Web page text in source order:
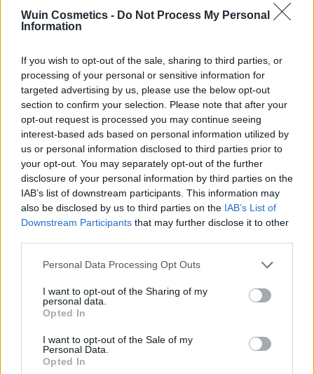
Wuin Cosmetics - Do Not Process My Personal
Information
If you wish to opt-out of the sale, sharing to third parties, or
processing of your personal or sensitive information for
targeted advertising by us, please use the below opt-out
section to confirm your selection. Please note that after your
opt-out request is processed you may continue seeing
interest-based ads based on personal information utilized by
us or personal information disclosed to third parties prior to
your opt-out. You may separately opt-out of the further
disclosure of your personal information by third parties on the
IAB’s list of downstream participants. This information may
also be disclosed by us to third parties on the IAB’s List of
Downstream Participants that may further disclose it to other
Please note that this website/app uses one or more Google
not limited to your visit or usage behaviour. You may click to
grant or deny consent to Google and its third-party tags to
use your data for below specified purposes in below Google
consent section.
Personal Data Processing Opt Outs
I want to opt-out of the Sharing of my
personal data.
Opted In
I want to opt-out of the Sale of my
Personal Data.
Opted In
Añadir a la lista de
FILTRAR POR PRECIO
FILTRAR
Precio:20€—30€
➤ OTROS
ACRÍLICOS
BARBERÍA
Desinfectantes